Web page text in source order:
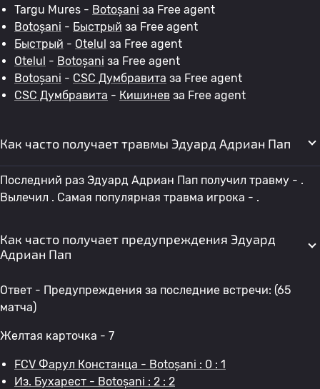
Targu Mures - Botoșani за Free agent
Botoșani - Быстрый за Free agent
Быстрый - Otelul за Free agent
Otelul - Botoșani за Free agent
Botoșani - CSC Думбравита за Free agent
CSC Думбравита - Кишинев за Free agent
Как часто получает травмы Эдуард Адриан Пап
Последний раз Эдуард Адриан Пап получил травму - .
Вылечил . Самая популярная травма игрока - .
Как часто получает предупреждения Эдуард
Адриан Пап
Ответ - Предупреждения за последние встречи: (65
матча)
Желтая карточка - 7
FCV Фарул Констанца - Botoșani : 0 : 1
Из. Бухарест - Botoșani : 2 : 2